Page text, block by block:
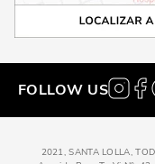
FOLLOW US
2021, SANTA LOLLA,